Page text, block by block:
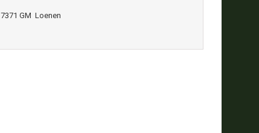
7371 GM Loenen